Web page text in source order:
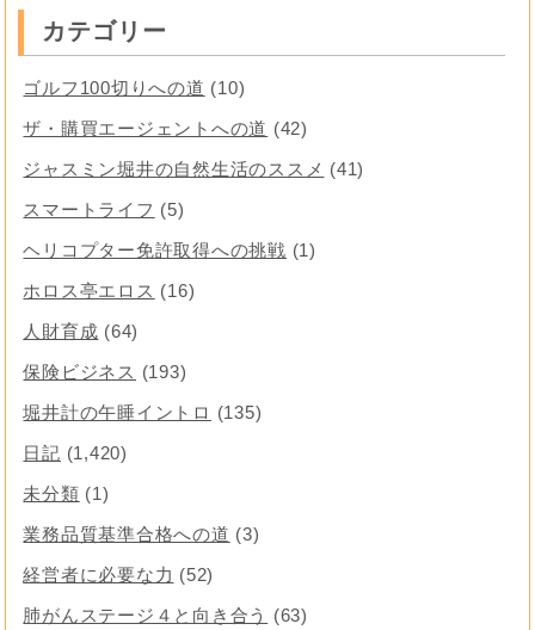
カテゴリー
ゴルフ100切りへの道 (10)
ザ・購買エージェントへの道 (42)
ジャスミン堀井の自然生活のススメ (41)
スマートライフ (5)
ヘリコプター免許取得への挑戦 (1)
ホロス亭エロス (16)
人財育成 (64)
保険ビジネス (193)
堀井計の午睡イントロ (135)
日記 (1,420)
未分類 (1)
業務品質基準合格への道 (3)
経営者に必要な力 (52)
肺がんステージ４と向き合う
(63)